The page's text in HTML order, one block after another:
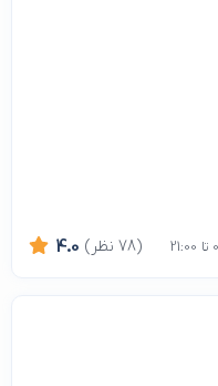
4.0 (78 نظر)